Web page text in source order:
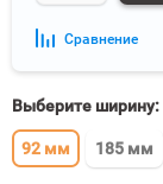
Сравнение
Выберите ширину:
92 мм 185 мм